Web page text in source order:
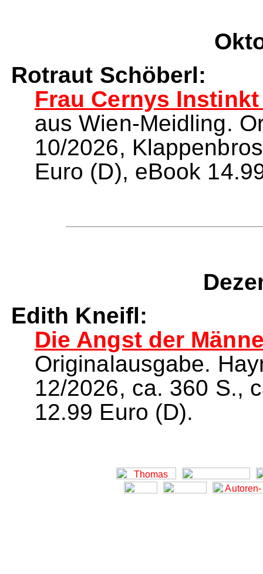
Rotraut Schöberl:
Frau Cernys
aus Wien-Meidling.
10/2026,
Euro (D), eBook
Edith Kneifl:
Die Angst der
Originalausgabe.
12/2026, ca. 360 S.,
12.99 Euro (D).